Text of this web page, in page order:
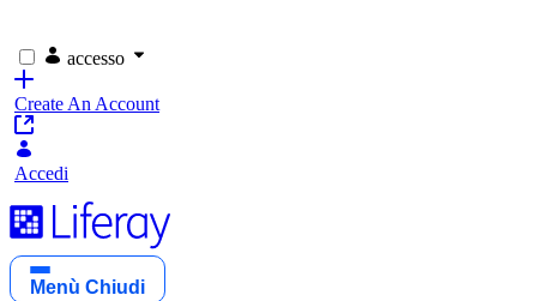
accesso
Create An Account
Accedi
Menù Chiudi